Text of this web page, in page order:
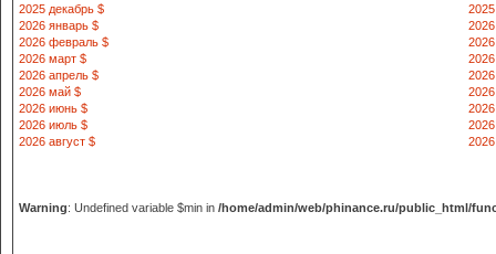
2025 декабрь $
2026 январь $
2026 февраль $
2026 март $
2026 апрель $
2026 май $
2026 июнь $
2026 июль $
2026 август $
2026
Warning: Undefined variable $min in /home/admin/web/phinance.ru/public_html/